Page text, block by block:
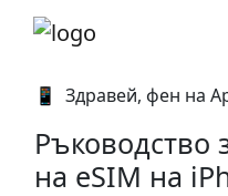
📱️ Здравей, фен на
Ръководство
на eSIM на